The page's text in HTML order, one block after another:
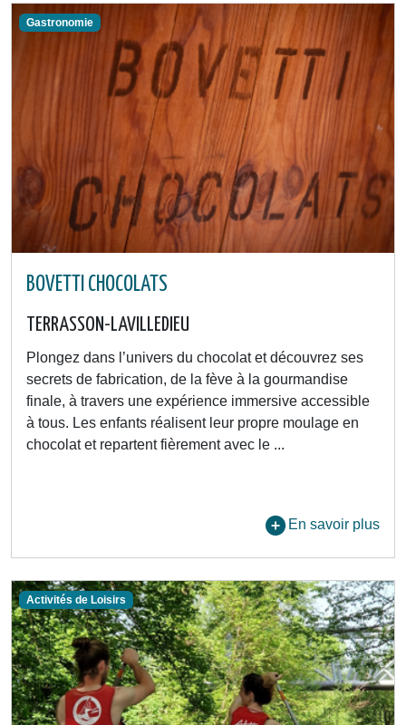
Gastronomie
BOVETTI CHOCOLATS
TERRASSON-LAVILLEDIEU
Plongez dans l’univers du chocolat et découvrez ses
secrets de fabrication, de la fève à la gourmandise
finale, à travers une expérience immersive accessible
à tous. Les enfants réalisent leur propre moulage en
chocolat et repartent fièrement avec le ...
En savoir plus
Activités de Loisirs